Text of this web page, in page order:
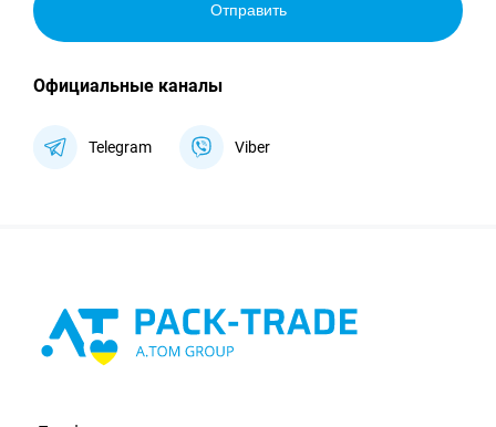
Отправить
Официальные каналы
Telegram Viber